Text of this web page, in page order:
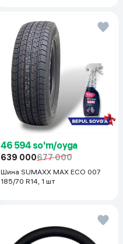
46 594 so'm/oyga
639 000677 000
Шина SUMAXX MAX ECO 007
185/70 R14, 1 шт